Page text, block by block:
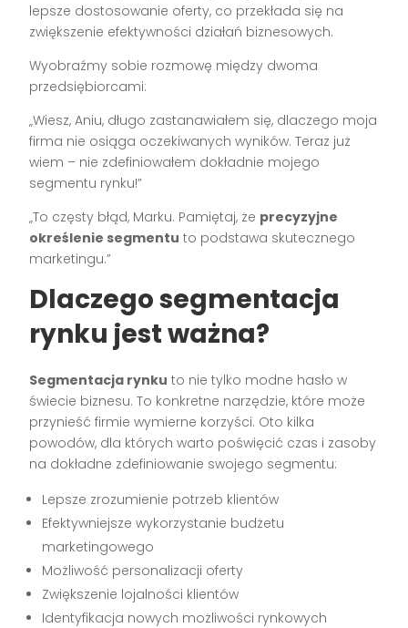
lepsze dostosowanie oferty, co przekłada się na
zwiększenie efektywności działań biznesowych.
Wyobraźmy sobie rozmowę między dwoma
przedsiębiorcami:
„Wiesz, Aniu, długo zastanawiałem się, dlaczego moja
firma nie osiąga oczekiwanych wyników. Teraz już
wiem – nie zdefiniowałem dokładnie mojego
segmentu rynku!”
„To częsty błąd, Marku. Pamiętaj, że precyzyjne
określenie segmentu to podstawa skutecznego
marketingu.”
Dlaczego segmentacja
rynku jest ważna?
Segmentacja rynku to nie tylko modne hasło w
świecie biznesu. To konkretne narzędzie, które może
przynieść firmie wymierne korzyści. Oto kilka
powodów, dla których warto poświęcić czas i zasoby
na dokładne zdefiniowanie swojego segmentu:
Lepsze zrozumienie potrzeb klientów
Efektywniejsze wykorzystanie budżetu
marketingowego
Możliwość personalizacji oferty
Zwiększenie lojalności klientów
Identyfikacja nowych możliwości rynkowych